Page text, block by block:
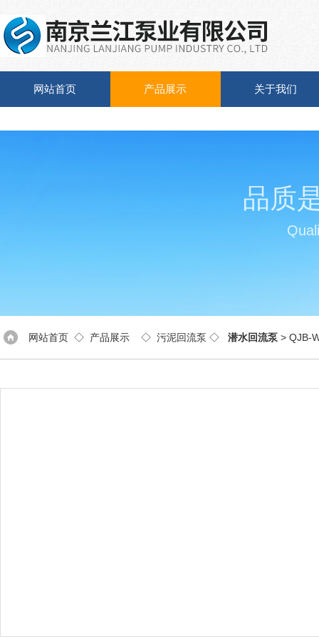
网站首页 产品展示 关于我们
品质
网站首页 ◇ 产品展示 ◇ 污泥回流泵 ◇ 潜水回流泵 > QJB-